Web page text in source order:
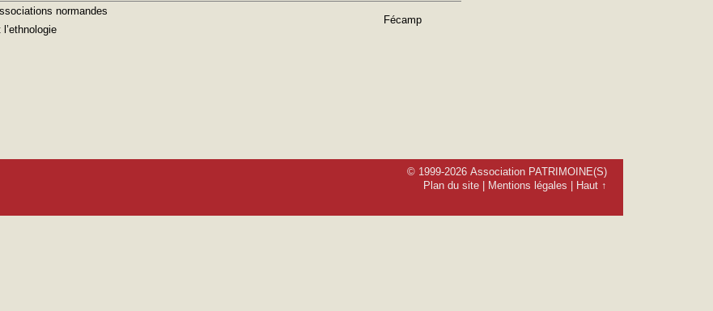
normandes
Fécamp
© 1999-2026 Association PATRIMOINE(S)
Plan du site
Mentions légales Haut ↑